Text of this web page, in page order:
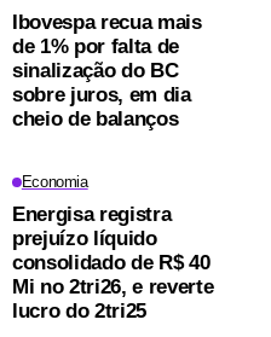
Ibovespa recua mais
de 1% por falta de
sinalização do BC
sobre juros, em dia
cheio de balanços
Economia
Energisa registra
prejuízo líquido
consolidado de R$ 40
Mi no 2tri26, e reverte
lucro do 2tri25